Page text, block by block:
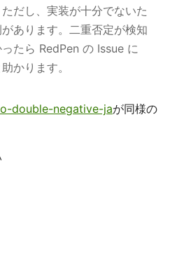
だし、実装が十分でないた
あります。二重否定が検知
たら RedPen の Issue に
かります。
double-negative-jaが同様の